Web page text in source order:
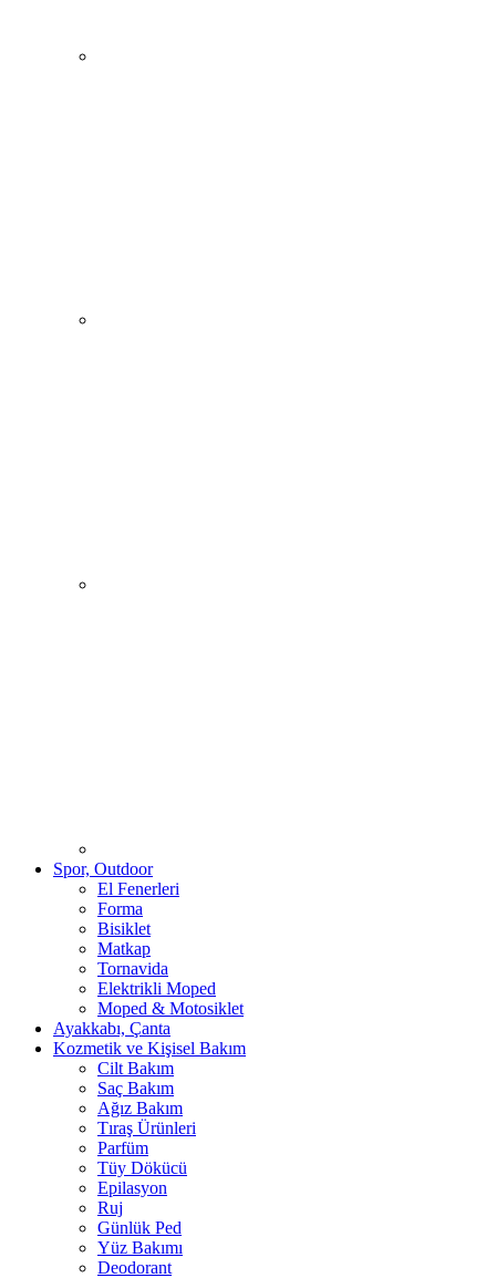
Spor, Outdoor
El Fenerleri
Forma
Bisiklet
Matkap
Tornavida
Elektrikli Moped
Moped & Motosiklet
Ayakkabı, Çanta
Kozmetik ve Kişisel Bakım
Cilt Bakım
Saç Bakım
Ağız Bakım
Tıraş Ürünleri
Parfüm
Tüy Dökücü
Epilasyon
Ruj
Günlük Ped
Yüz Bakımı
Deodorant